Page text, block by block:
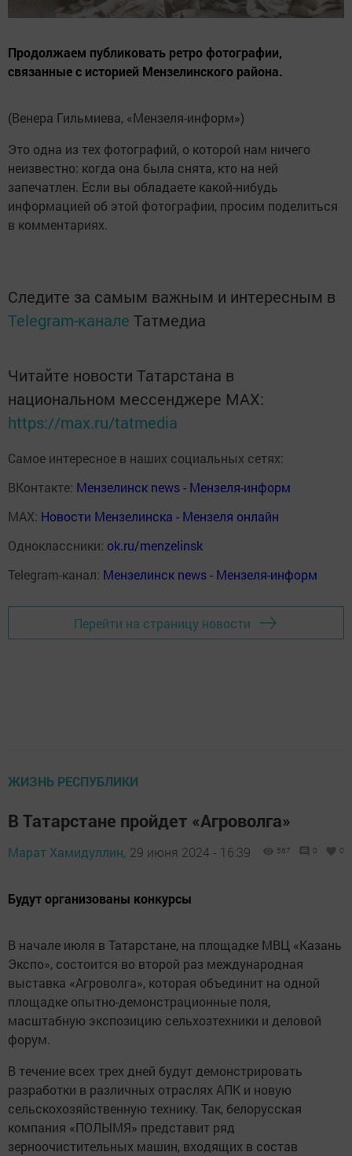
Продолжаем публиковать ретро фотографии,
связанные с историей Мензелинского района.
(Венера Гильмиева, «Мензеля-информ»)
Это одна из тех фотографий, о которой нам ничего
неизвестно: когда она была снята, кто на ней
запечатлен. Если вы обладаете какой-нибудь
информацией об этой фотографии, просим поделиться
в комментариях.
Следите за самым важным и интересным в
Telegram-канале Татмедиа
Читайте новости Татарстана в
национальном мессенджере MАХ:
https://max.ru/tatmedia
Самое интересное в наших социальных сетях:
ВКонтакте: Мензелинск news - Мензеля-информ
MAX: Новости Мензелинска - Мензеля онлайн
Одноклассники: ok.ru/menzelinsk
Telegram-канал: Мензелинск news - Мензеля-информ
Перейти на страницу новости
ЖИЗНЬ РЕСПУБЛИКИ
В Татарстане пройдет «Агроволга»
Марат Хамидуллин, 29 июня 2024 - 16:39 567 0 0
Будут организованы конкурсы
В начале июля в Татарстане, на площадке МВЦ «Казань
Экспо», состоится во второй раз международная
выставка «Агроволга», которая объединит на одной
площадке опытно-демонстрационные поля,
масштабную экспозицию сельхозтехники и деловой
форум.
В течение всех трех дней будут демонстрировать
разработки в различных отраслях АПК и новую
сельскохозяйственную технику. Так, белорусская
компания «ПОЛЫМЯ» представит ряд
зерноочистительных машин, входящих в состав